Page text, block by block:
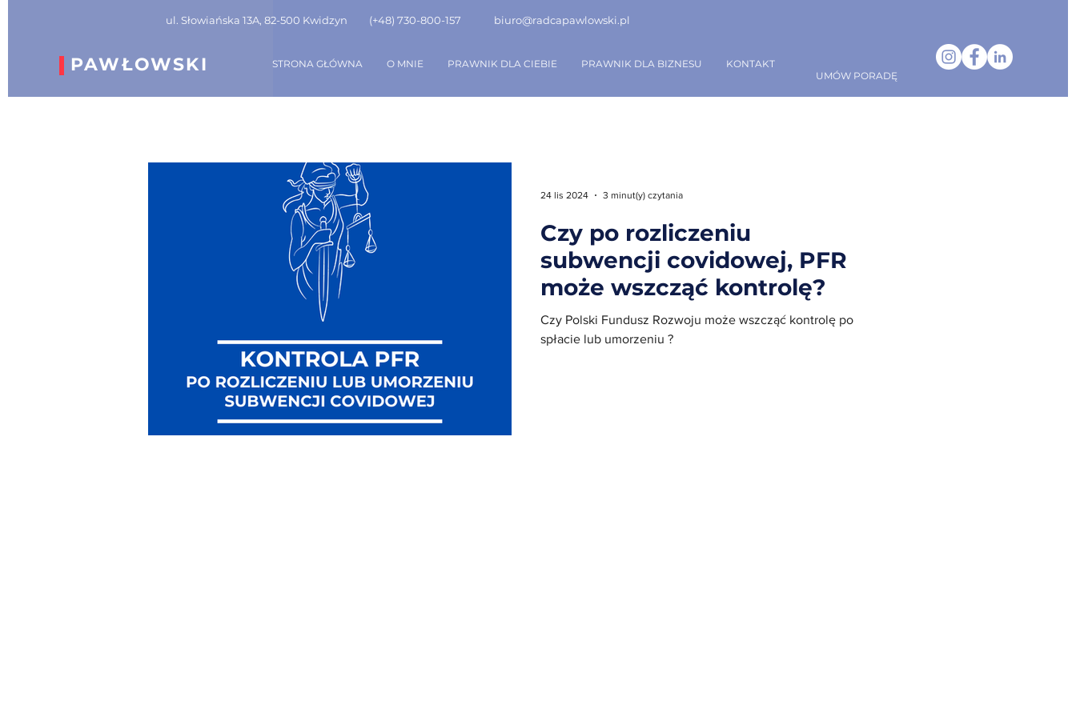
PAWŁOWSKI STRONA GŁÓWNA O MNIE PRAWNIK DLA CIEBIE PRAWNIK DLA BIZNESU
KONTAKT
UMÓW PORADĘ
ul. Słowiańska 13A, 82-500 Kwidzyn (+48) 730-800-157 biuro@radcapawlowski.pl
Czy po rozliczeniu
subwencji covidowej, PFR
może wszcząć kontrolę?
Czy Polski Fundusz Rozwoju może wszcząć kontrolę po
spłacie lub umorzeniu ?
24 lis 2024 3 minut(y) czytania